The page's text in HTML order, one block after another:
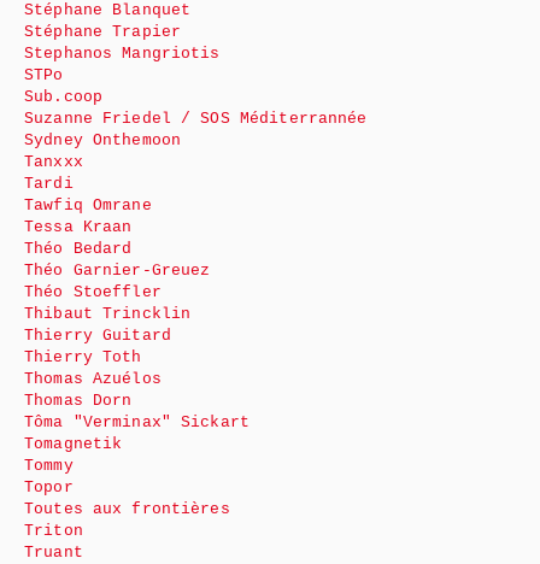
Stéphane Blanquet
Stéphane Trapier
Stephanos Mangriotis
STPo
Sub.coop
Suzanne Friedel / SOS Méditerrannée
Sydney Onthemoon
Tanxxx
Tardi
Tawfiq Omrane
Tessa Kraan
Théo Bedard
Théo Garnier-Greuez
Théo Stoeffler
Thibaut Trincklin
Thierry Guitard
Thierry Toth
Thomas Azuélos
Thomas Dorn
Tôma "Verminax" Sickart
Tomagnetik
Tommy
Topor
Toutes aux frontières
Triton
Truant